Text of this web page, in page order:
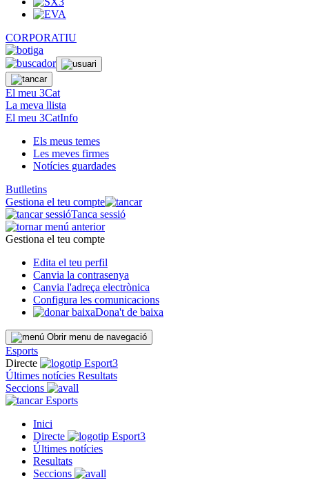
CORPORATIU
El meu 3Cat
La meva llista
El meu 3CatInfo
Els meus temes
Les meves firmes
Notícies guardades
Butlletins
Gestiona el teu compte
Tanca sessió
Gestiona el teu compte
Edita el teu perfil
Canvia la contrasenya
Canvia l'adreça electrònica
Configura les comunicacions
Dona't de baixa
Obrir menu de navegació
Esports
Directe
Últimes notícies Resultats
Seccions
Esports
Inici
Directe
Últimes notícies
Resultats
Seccions